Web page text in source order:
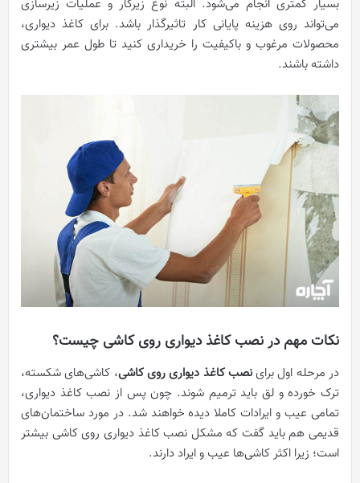
بسیار کمتری انجام می‌شود. البته نوع زیرکار و عملیات زیرسازی
می‌تواند روی هزینه پایانی کار تاثیرگذار باشد. برای کاغذ دیواری،
محصولات مرغوب و باکیفیت را خریداری کنید تا طول عمر بیشتری
داشته باشند.
نکات مهم در نصب کاغذ دیواری روی کاشی چیست؟
در مرحله اول براینصب کاغذ دیواری روی کاشی، کاشی‌های شکسته،
ترک خورده و لق باید ترمیم شوند. چون پس از نصب کاغذ دیواری،
تمامی عیب و ایرادات کاملا دیده خواهند شد. در مورد ساختمان‌های
قدیمی هم باید گفت که مشکل نصب کاغذ دیواری روی کاشی بیشتر
است؛ زیرا اکثر کاشیها عیب و ایراد دارند.